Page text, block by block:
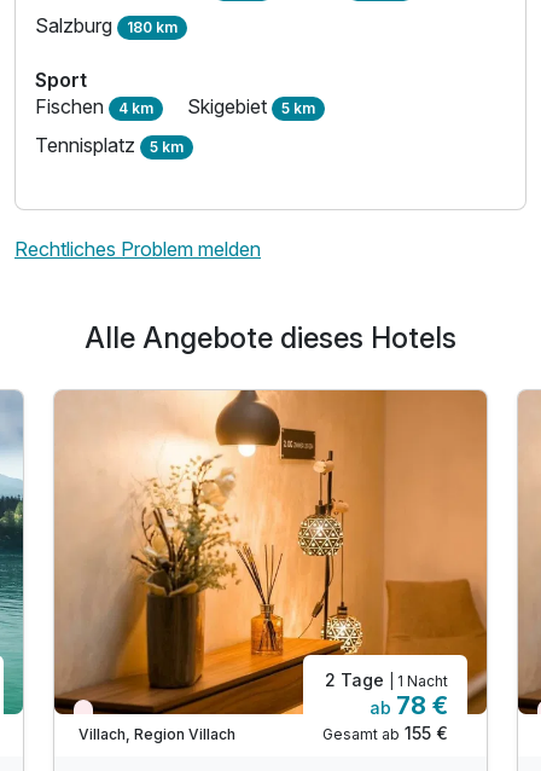
Salzburg 180 km
Sport
Fischen 4 km Skigebiet 5 km
Tennisplatz 5 km
Rechtliches Problem melden
Alle Angebote dieses Hotels
Wieder frei ab September
Villach, Region Villach
2 Tage | 1 Nacht
ab 78 €
Gesamt ab 155 €